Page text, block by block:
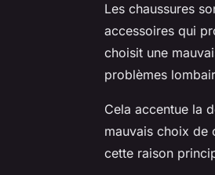
Les chaussures
accessoires qui
choisit une
problèmes
Cela accentue la
mauvais choix de
cette raison